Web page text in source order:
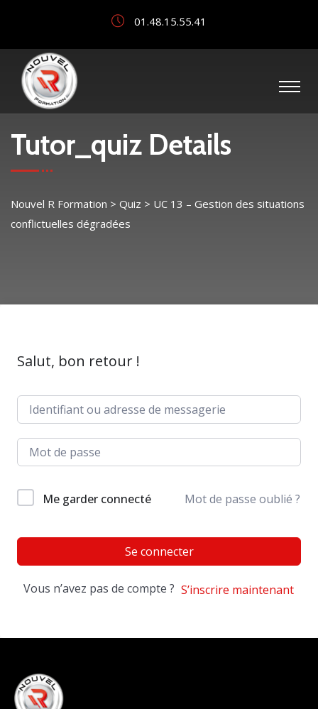
01.48.15.55.41
Tutor_quiz Details
Nouvel R Formation > Quiz > UC 13 – Gestion des situations
conflictuelles dégradées
Salut, bon retour !
Me garder connecté Mot de passe oublié ?
Se connecter
Vous n’avez pas de compte ? S’inscrire maintenant